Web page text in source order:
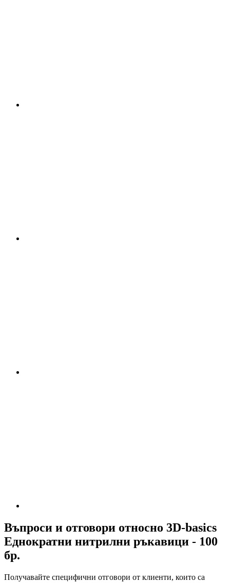
Въпроси и отговори относно 3D-basics
Еднократни нитрилни ръкавици - 100
бр.
Получавайте специфични отговори от клиенти, които са